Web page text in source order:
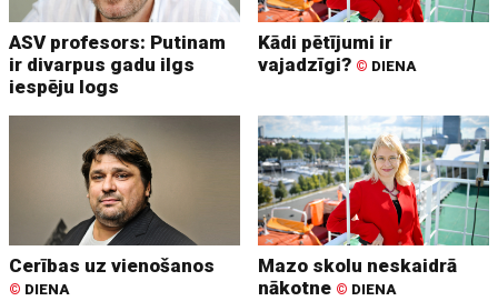
ASV profesors: Putinam
ir divarpus gadu ilgs
iespēju logs
Kādi pētījumi ir
vajadzīgi? © DIENA
Cerības uz vienošanos
© DIENA
Mazo skolu neskaidrā
nākotne © DIENA